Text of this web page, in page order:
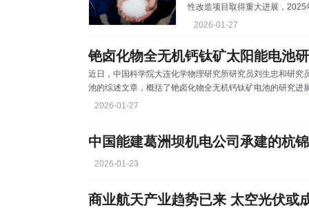
性改造项目取得重大进展，
气相聚合工艺实现工业化量产
能。洁白如雪的POE颗粒 POE
胶的高弹性，被誉为“工业黄金”
领域。其中，在高端国产光伏组
2026-01-27
铯卤化物全无机钙钛矿太阳能电池
近日，中国科学院大连化学物理研究所研究员刘生忠和研
池的综述文章，概括了铯卤化物全无机钙钛矿电池的研究
展机遇。相关成果发表在《化学综述》。 相比于有机–
2026-01-27
2026-01-23
商业航天产业趋势已来 太空光伏或